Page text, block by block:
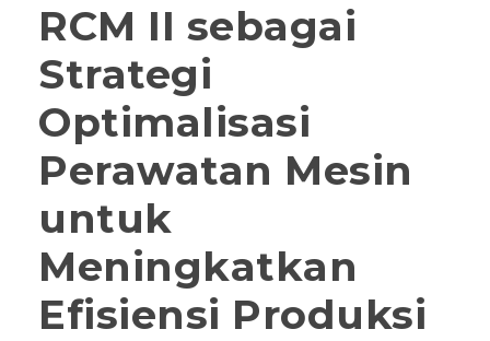
RCM II sebagai
Strategi
Optimalisasi
Perawatan Mesin
untuk
Meningkatkan
Efisiensi Produksi